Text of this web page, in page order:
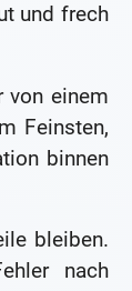
und frech
von einem
Feinsten,
binnen
bleiben.
nach